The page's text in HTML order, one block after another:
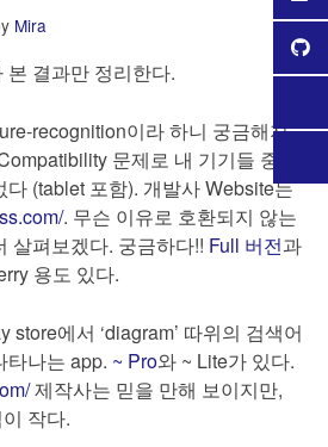
Mira
결과만 정리한다.
recognition이라 하니 궁금해지
문제로 내 기기들 중 어
(tablet 포함). 개발사 Website는
. 무슨 이유로 호환되지 않는
살펴보겠다. 궁금하다!! Full 버전과
용도 있다.
store에서 ‘diagram’ 따위의 검색어
타나는 app. ~ Pro와 ~ Lite가 있다.
제작사는 믿을 만해 보이지만,
작다.